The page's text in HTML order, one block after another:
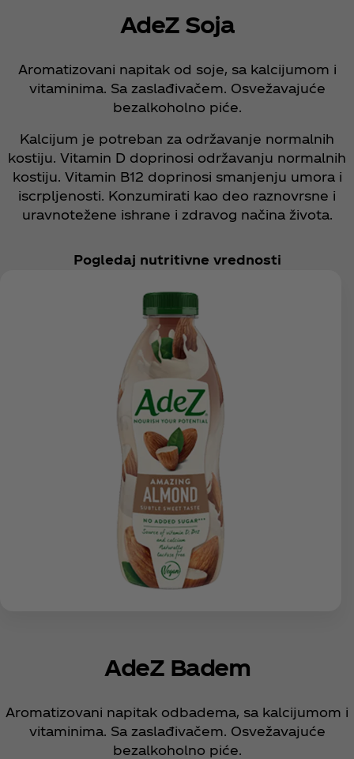
AdeZ Soja
Aromatizovani napitak od soje, sa kalcijumom i
vitaminima. Sa zaslađivačem. Osvežavajuće
bezalkoholno piće.
Kalcijum je potreban za održavanje normalnih
kostiju. Vitamin D doprinosi održavanju normalnih
kostiju. Vitamin B12 doprinosi smanjenju umora i
iscrpljenosti. Konzumirati kao deo raznovrsne i
uravnotežene ishrane i zdravog načina života.
Pogledaj nutritivne vrednosti
AdeZ Badem
Aromatizovani napitak odbadema, sa kalcijumom i
vitaminima. Sa zaslađivačem. Osvežavajuće
bezalkoholno piće.